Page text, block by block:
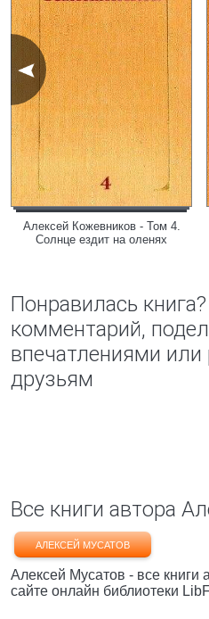
Алексей Кожевников - Том 4.
Солнце ездит на оленях
Понравилась
комментарий,
впечатлениями или
друзьям
Все книги автора
АЛЕКСЕЙ МУСАТОВ
Алексей Мусатов - все книги
сайте онлайн библиотеки